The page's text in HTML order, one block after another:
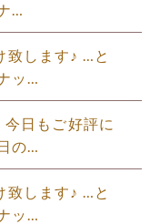
…
致します♪ …と
ッ…
日もご好評に
の…
致します♪ …と
ッ…